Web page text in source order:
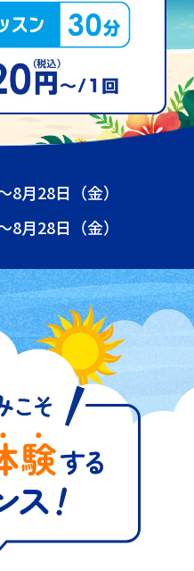
8月28日（金）
8月28日（金）